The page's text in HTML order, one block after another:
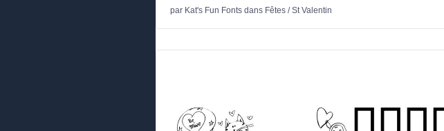
par Kat's Fun Fonts dans Fêtes /St Valentin